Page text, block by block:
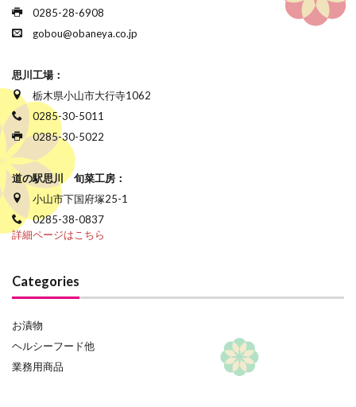
0285-28-6908
gobou@obaneya.co.jp
思川工場：
栃木県小山市大行寺1062
0285-30-5011
0285-30-5022
道の駅思川 旬菜工房：
小山市下国府塚25-1
0285-38-0837
詳細ページはこちら
Categories
お漬物
ヘルシーフード他
業務用商品